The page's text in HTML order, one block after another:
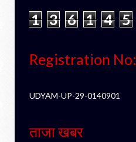
1 3 6 1 4 5
Registration No:
UDYAM-UP-29-0140901
ताजा खबर